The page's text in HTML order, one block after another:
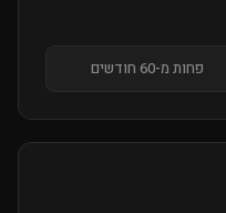
פחות מ-60 חודשים